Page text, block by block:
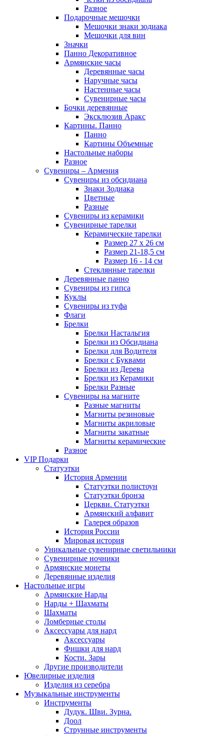
Разное
Подарочные мешочки
Мешочки знаки зодиака
Мешочки для вин
Значки
Панно Декоративное
Армянские часы
Деревянные часы
Наручные часы
Настенные часы
Сувенирные часы
Бочки деревянные
Эксклюзив Аракс
Картины. Панно
Панно
Картины Объемные
Настольные наборы
Разное
Сувениры – Армения
Сувениры из обсидиана
Знаки Зодиака
Цветные
Разные
Сувениры из керамики
Сувенирные тарелки
Керамические тарелки
Размер 27 х 26 см
Размер 21-18,5 см
Размер 16 - 14 см
Стеклянные тарелки
Деревянные панно
Сувениры из гипса
Куклы
Сувениры из туфа
Флаги
Брелки
Брелки Настальгия
Брелки из Обсидиана
Брелки для Водителя
Брелки с Буквами
Брелки из Дерева
Брелки из Керамики
Брелки Разные
Сувениры на магните
Разные магниты
Магниты резиновые
Магниты акриловые
Магниты закатные
Магниты керамические
Разное
VIP Подарки
Статуэтки
История Армении
Статуэтки полистоун
Статуэтки бронза
Церкви. Статуэтки
Армянский алфавит
Галерея образов
История России
Мировая история
Уникальные сувенирные светильники
Сувенирные ночники
Армянские монеты
Деревянные изделия
Настольные игры
Армянские Нарды
Нарды + Шахматы
Шахматы
Ломберные столы
Аксессуары для нард
Аксессуары
Фишки для нард
Кости. Зары
Другие производители
Ювелирные изделия
Изделия из серебра
Музыкальные инструменты
Инструменты
Дудук. Шви. Зурна.
Доол
Струнные инструменты